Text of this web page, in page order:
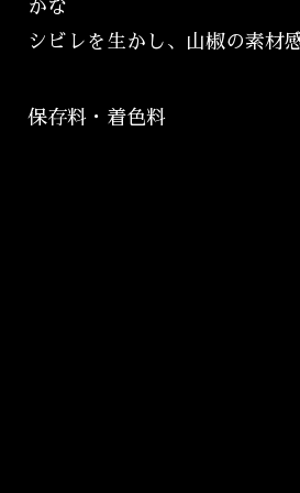
かな
シビレを生かし、山椒の素材
保存料・着色料